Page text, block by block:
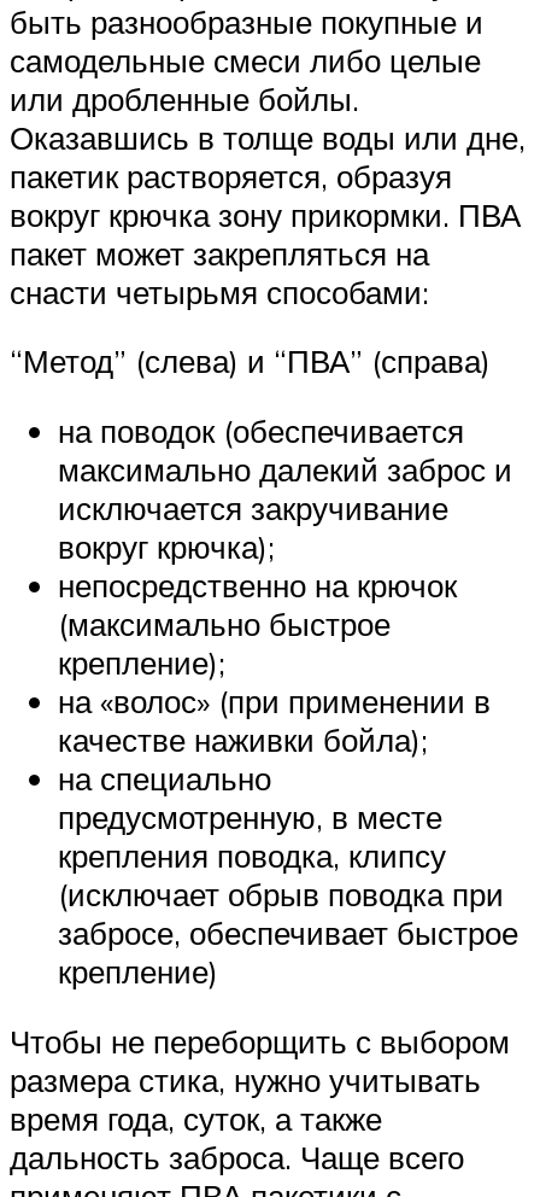
быть разнообразные покупные и
самодельные смеси либо целые
или дробленные бойлы.
Оказавшись в толще воды или дне,
пакетик растворяется, образуя
вокруг крючка зону прикормки. ПВА
пакет может закрепляться на
снасти четырьмя способами:
“Метод” (слева) и “ПВА” (справа)
на поводок (обеспечивается
максимально далекий заброс и
исключается закручивание
вокруг крючка);
непосредственно на крючок
(максимально быстрое
крепление);
на «волос» (при применении в
качестве наживки бойла);
на специально
предусмотренную, в месте
крепления поводка, клипсу
(исключает обрыв поводка при
забросе, обеспечивает быстрое
крепление)
Чтобы не переборщить с выбором
размера стика, нужно учитывать
время года, суток, а также
дальность заброса. Чаще всего